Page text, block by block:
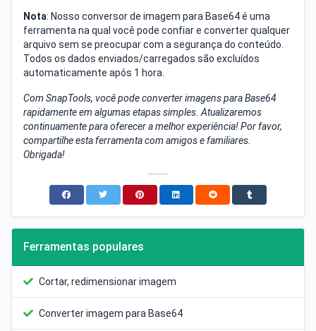
Nota: Nosso conversor de imagem para Base64 é uma
ferramenta na qual você pode confiar e converter qualquer
arquivo sem se preocupar com a segurança do conteúdo.
Todos os dados enviados/carregados são excluídos
automaticamente após 1 hora.
Com SnapTools, você pode converter imagens para Base64
rapidamente em algumas etapas simples. Atualizaremos
continuamente para oferecer a melhor experiência! Por favor,
compartilhe esta ferramenta com amigos e familiares.
Obrigada!
Ferramentas populares
Cortar, redimensionar imagem
Converter imagem para Base64